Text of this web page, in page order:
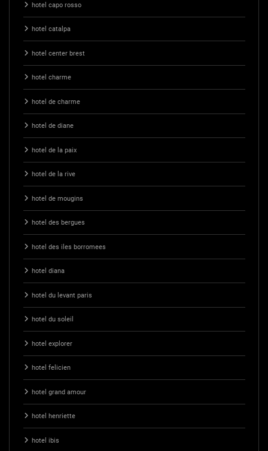
hotel capo rosso
hotel catalpa
hotel center brest
hotel charme
hotel de charme
hotel de diane
hotel de la paix
hotel de la rive
hotel de mougins
hotel des bergues
hotel des iles borromees
hotel diana
hotel du levant paris
hotel du soleil
hotel explorer
hotel felicien
hotel grand amour
hotel henriette
hotel ibis